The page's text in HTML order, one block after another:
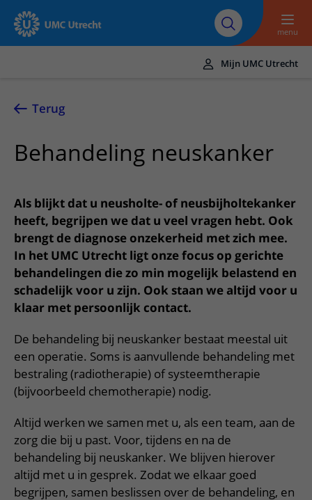
Naar hoofdinhoud
Over UMC
Utrecht
Research
Werken bij het UMC
Utrecht
menu
UMC Utrecht
Zorg en behandeling
Behandelingen
Poliklinieken
Verpleegafdelingen
Onze zorgverleners
Onderzoeken en diagnostiek
Het Wilhelmina Kinderziekenhuis
Afspraak maken of wijzigen
Bezoek aan de polikliniek
Opname in het ziekenhuis
Voorbereiding op uw afspraak
Bloedprikken
Wachttijden
Bezoektijden
Wijzigen patiëntgegevens
Mijn UMC Utrecht patiëntportaal
In het ziekenhuis
Op bezoek in het UMC Utrecht
Apotheek
Winkels en restaurants
Bezoekregels
Kwaliteit en veiligheid
Contact en route
Spoed
Contactgegevens
Parkeren
Wegwijs in het ziekenhuis
Contact met polikliniek
Contact met verpleegafdeling
Het Wilhelmina Kinderziekenhuis
Verwijzers
Patiënt verwijzen
Teleconsult aanvragen
Diagnostiek aanvragen
Zorgverlenersportaal
Meer UMC Utrecht
Over UMC Utrecht
Research
Onderwijs
Werken bij het UMC Utrecht
Mijn UMC Utrecht
Terug
Behandeling neuskanker
Als blijkt dat u neusholte- of neusbijholtekanker
heeft, begrijpen we dat u veel vragen hebt. Ook
brengt de diagnose onzekerheid met zich mee.
In het UMC Utrecht ligt onze focus op gerichte
behandelingen die zo min mogelijk belastend en
schadelijk voor u zijn. Ook staan we altijd voor u
klaar met persoonlijk contact.
De behandeling bij neuskanker bestaat meestal uit
een operatie. Soms is aanvullende behandeling met
bestraling (radiotherapie) of systeemtherapie
(bijvoorbeeld chemotherapie) nodig.
Altijd werken we samen met u, als een team, aan de
zorg die bij u past. Voor, tijdens en na de
behandeling bij neuskanker. We blijven hierover
altijd met u in gesprek. Zodat we elkaar goed
begrijpen, samen beslissen over de behandeling, en